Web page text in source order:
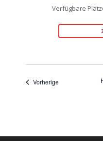
Verfügbare
Vorherige Veranstaltungen